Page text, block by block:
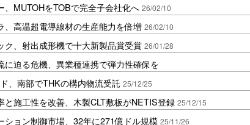
、MUTOHをTOBで完全子会社化へ 26/02/10
、高温超電導線材の生産能力を倍増 26/02/10
ク、射出成形機で十大新製品賞受賞 26/01/28
に迫る危機、異業種連携で弾力性確保を
、南部でTHKの構内物流受託 25/12/25
と施工性を改善、木製CLT敷板がNETIS登録 25/12/15
ション制御市場、32年に271億ドル規模 25/11/26